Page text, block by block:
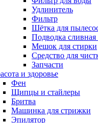
Удлинитель
Фильтр
Шётка для
Подводка
Мешок для стирки
Средство для
Запчасти
и здоровье
Фен
Щипцы и стайлеры
Бритва
Машинка для стрижки
Эпилятор